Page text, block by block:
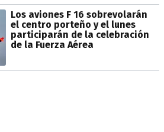
Los aviones F 16 sobrevolarán
el centro porteño y el lunes
participarán de la celebración
de la Fuerza Aérea